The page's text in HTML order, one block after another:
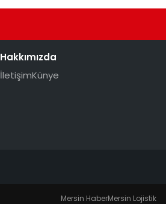
Hakkımızda
İletişimKünye
Mersin HaberMersin Lojistik